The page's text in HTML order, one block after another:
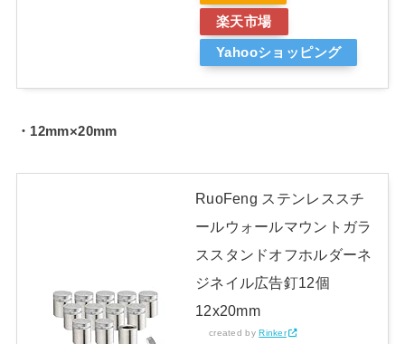
楽天市場
Yahooショッピング
・12mm×20mm
RuoFeng ステンレススチ
ールウォールマウントガラ
ススタンドオフホルダーネ
ジネイル広告釘12個
12x20mm
created byRinker